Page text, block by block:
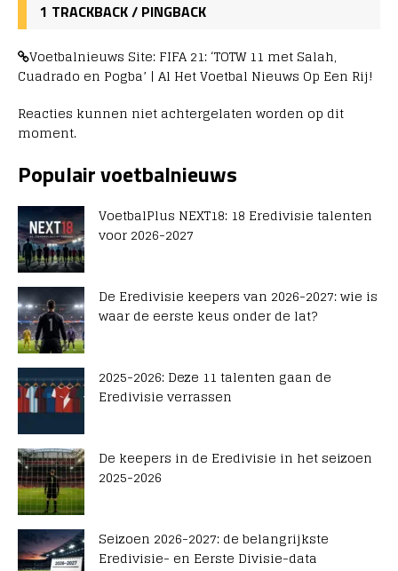
1 TRACKBACK / PINGBACK
Voetbalnieuws Site: FIFA 21: ‘TOTW 11 met Salah,
Cuadrado en Pogba’ | Al Het Voetbal Nieuws Op Een Rij!
Reacties kunnen niet achtergelaten worden op dit
moment.
Populair voetbalnieuws
VoetbalPlus NEXT18: 18 Eredivisie talenten
voor 2026-2027
De Eredivisie keepers van 2026-2027: wie is
waar de eerste keus onder de lat?
2025-2026: Deze 11 talenten gaan de
Eredivisie verrassen
De keepers in de Eredivisie in het seizoen
2025-2026
Seizoen 2026-2027: de belangrijkste
Eredivisie- en Eerste Divisie-data